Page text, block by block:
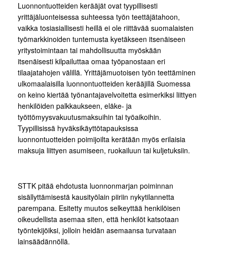
Luonnontuotteiden kerääjät ovat tyypillisesti
yrittäjäluonteisessa suhteessa työn teettäjätahoon,
vaikka tosiasiallisesti heillä ei ole riittävää suomalaisten
työmarkkinoiden tuntemusta kyetäkseen itsenäiseen
yritystoimintaan tai mahdollisuutta myöskään
itsenäisesti kilpailuttaa omaa työpanostaan eri
tilaajatahojen välillä. Yrittäjämuotoisen työn teettäminen
ulkomaalaisilla luonnontuotteiden kerääjillä Suomessa
on keino kiertää työnantajavelvoitetta esimerkiksi liittyen
henkilöiden palkkaukseen, eläke- ja
työttömyysvakuutusmaksuihin tai työaikoihin.
Tyypillisissä hyväksikäyttötapauksissa
luonnontuotteiden poimijoilta kerätään myös erilaisia
maksuja liittyen asumiseen, ruokailuun tai kuljetuksiin.
STTK pitää ehdotusta luonnonmarjan poiminnan
sisällyttämisestä kausityölain piiriin nykytilannetta
parempana. Esitetty muutos selkeyttää henkilöisen
oikeudellista asemaa siten, että henkilöt katsotaan
työntekijöiksi, jolloin heidän asemaansa turvataan
lainsäädännöllä.